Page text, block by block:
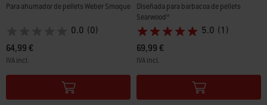
Para ahumador de pellets Weber Smoque
0.0 (0)
64,99 €
IVA incl.
Color Options
Diseñada para barbacoa de pellets
Searwood®
5.0 (1)
69,99 €
IVA incl.
Color Options